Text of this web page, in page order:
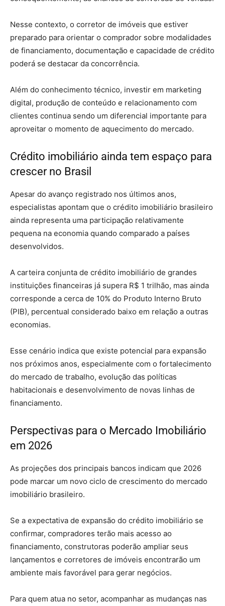
Nesse contexto, o corretor de imóveis que estiver
preparado para orientar o comprador sobre modalidades
de financiamento, documentação e capacidade de crédito
poderá se destacar da concorrência.
Além do conhecimento técnico, investir em marketing
digital, produção de conteúdo e relacionamento com
clientes continua sendo um diferencial importante para
aproveitar o momento de aquecimento do mercado.
Crédito imobiliário ainda tem espaço para
crescer no Brasil
Apesar do avanço registrado nos últimos anos,
especialistas apontam que o crédito imobiliário brasileiro
ainda representa uma participação relativamente
pequena na economia quando comparado a países
desenvolvidos.
A carteira conjunta de crédito imobiliário de grandes
instituições financeiras já supera R$ 1 trilhão, mas ainda
corresponde a cerca de 10% do Produto Interno Bruto
(PIB), percentual considerado baixo em relação a outras
economias.
Esse cenário indica que existe potencial para expansão
nos próximos anos, especialmente com o fortalecimento
do mercado de trabalho, evolução das políticas
habitacionais e desenvolvimento de novas linhas de
financiamento.
Perspectivas para o Mercado Imobiliário
em 2026
As projeções dos principais bancos indicam que 2026
pode marcar um novo ciclo de crescimento do mercado
imobiliário brasileiro.
Se a expectativa de expansão do crédito imobiliário se
confirmar, compradores terão mais acesso ao
financiamento, construtoras poderão ampliar seus
lançamentos e corretores de imóveis encontrarão um
ambiente mais favorável para gerar negócios.
Para quem atua no setor, acompanhar as mudanças nas